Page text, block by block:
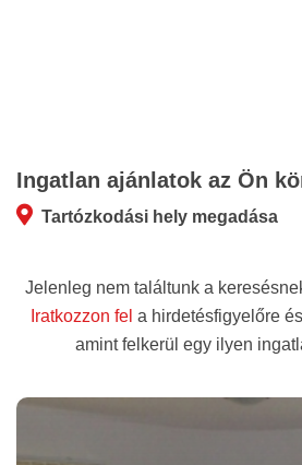
Ingatlan ajánlatok az Ön
Tartózkodási hely megadása
Jelenleg nem találtunk a
Iratkozzon fel a hirdetésfigyelőre
amint felkerül egy ilyen